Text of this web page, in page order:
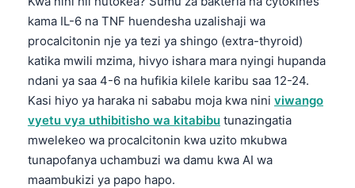
kama IL-6 na TNF huendesha uzalishaji wa
procalcitonin nje ya tezi ya shingo (extra-thyroid)
katika mwili mzima, hivyo ishara mara nyingi hupanda
ndani ya saa 4-6 na hufikia kilele karibu saa 12-24.
Kasi hiyo ya haraka ni sababu moja kwa nini viwango
vyetu vya uthibitisho wa kitabibu tunazingatia
mwelekeo wa procalcitonin kwa uzito mkubwa
tunapofanya uchambuzi wa damu kwa AI wa
maambukizi ya papo hapo.